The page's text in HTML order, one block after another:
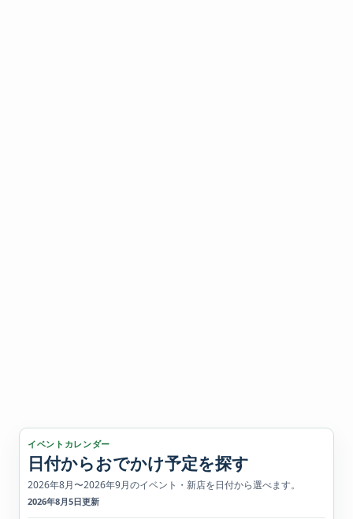
イベントカレンダー
日付からおでかけ予定を探す
2026年8月〜2026年9月のイベント・新店を日付から選べます。
2026年8月5日更新